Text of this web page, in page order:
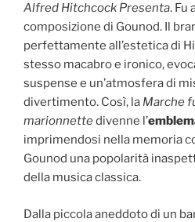
Alfred Hitchcock Presenta. Fu
composizione di Gounod. Il
perfettamente all’estetica di
stesso macabro e ironico,
suspense e un’atmosfera di
divertimento. Così, la Marche
marionnettedivenne l’
imprimendosi nella memoria
Gounod una popolarità
della musica classica.
Dalla piccola aneddoto di un